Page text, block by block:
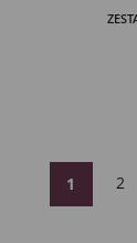
1 2